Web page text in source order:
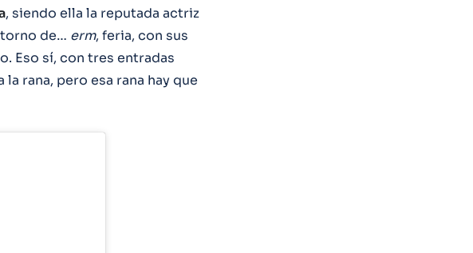
, siendo ella la reputada actriz
de… erm, feria, con sus
Eso sí, con tres entradas
rana, pero esa rana hay que